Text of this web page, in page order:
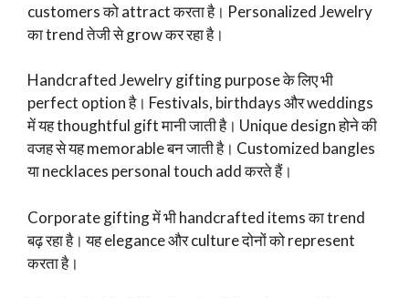
customers को attract करता है। Personalized Jewelry
का trend तेजी से grow कर रहा है।
Handcrafted Jewelry gifting purpose के लिए भी
perfect option है। Festivals, birthdays और weddings
में यह thoughtful gift मानी जाती है। Unique design होने की
वजह से यह memorable बन जाती है। Customized bangles
या necklaces personal touch add करते हैं।
Corporate gifting में भी handcrafted items का trend
बढ़ रहा है। यह elegance और culture दोनों को represent
करता है।